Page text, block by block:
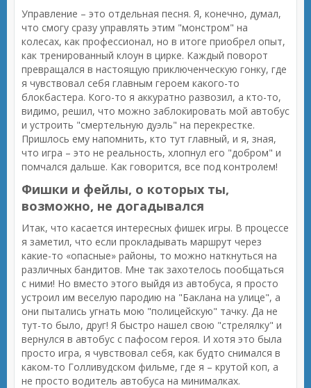
Управление – это отдельная песня. Я, конечно, думал,
что смогу сразу управлять этим "монстром" на
колесах, как профессионал, но в итоге приобрел опыт,
как тренированный клоун в цирке. Каждый поворот
превращался в настоящую приключенческую гонку, где
я чувствовал себя главным героем какого-то
блокбастера. Кого-то я аккуратно развозил, а кто-то,
видимо, решил, что можно заблокировать мой автобус
и устроить "смертельную дуэль" на перекрестке.
Пришлось ему напомнить, кто тут главный, и я, зная,
что игра – это не реальность, хлопнул его "добром" и
помчался дальше. Как говорится, все под контролем!
Фишки и фейлы, о которых ты,
возможно, не догадывался
Итак, что касается интересных фишек игры. В процессе
я заметил, что если прокладывать маршрут через
какие-то «опасные» районы, то можно наткнуться на
различных бандитов. Мне так захотелось пообщаться
с ними! Но вместо этого выйдя из автобуса, я просто
устроил им веселую пародию на "Баклана на улице", а
они пытались угнать мою "полицейскую" тачку. Да не
тут-то было, друг! Я быстро нашел свою "стрелялку" и
вернулся в автобус с пафосом героя. И хотя это была
просто игра, я чувствовал себя, как будто снимался в
каком-то Голливудском фильме, где я – крутой коп, а
не просто водитель автобуса на минималках.